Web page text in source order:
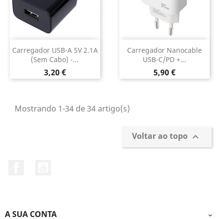
Carregador USB-A 5V 2.1A
(sem Cabo) -...
Preço
3,20 €
Carregador Nanocable
USB-C/PD +...
Preço
5,90 €
Mostrando 1-34 de 34 artigo(s)
Voltar ao topo 
A SUA CONTA 